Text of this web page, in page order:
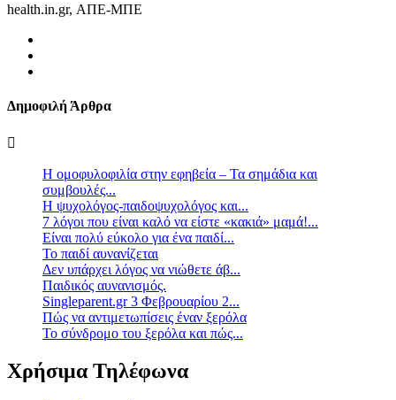
health.in.gr, ΑΠΕ-ΜΠΕ
Δημοφιλή Άρθρα
Η ομοφυλοφιλία στην εφηβεία – Τα σημάδια και
συμβουλές...
Η ψυχολόγος-παιδοψυχολόγος και...
7 λόγοι που είναι καλό να είστε «κακιά» μαμά!...
Είναι πολύ εύκολο για ένα παιδί...
Το παιδί αυνανίζεται
Δεν υπάρχει λόγος να νιώθετε άβ...
Παιδικός αυνανισμός.
Singleparent.gr 3 Φεβρουαρίου 2...
Πώς να αντιμετωπίσεις έναν ξερόλα
Το σύνδρομο του ξερόλα και πώς...
Χρήσιμα Τηλέφωνα